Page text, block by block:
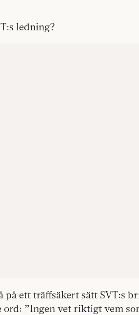
ledning?
ett träffsäkert sätt SVT:s
ord: ”Ingen vet riktigt vem